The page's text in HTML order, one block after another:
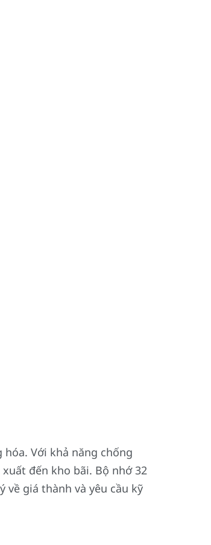
hóa. Với khả năng chống
đến kho bãi. Bộ nhớ 32
về giá thành và yêu cầu kỹ